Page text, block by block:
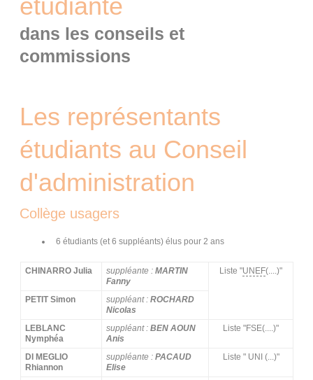
étudiante
dans les conseils et
commissions
Les représentants
étudiants au Conseil
d'administration
Collège usagers
6 étudiants (et 6 suppléants) élus pour 2 ans
CHINARRO Julia suppléante :MARTIN
Fanny
Liste "UNEF(....)"
PETIT Simon suppléant : ROCHARD
Nicolas
LEBLANC
Nymphéa
suppléant : BEN AOUN
Anis
Liste "FSE(....)"
DI MEGLIO
Rhiannon
suppléante : PACAUD
Elise
Liste " UNI (...)"